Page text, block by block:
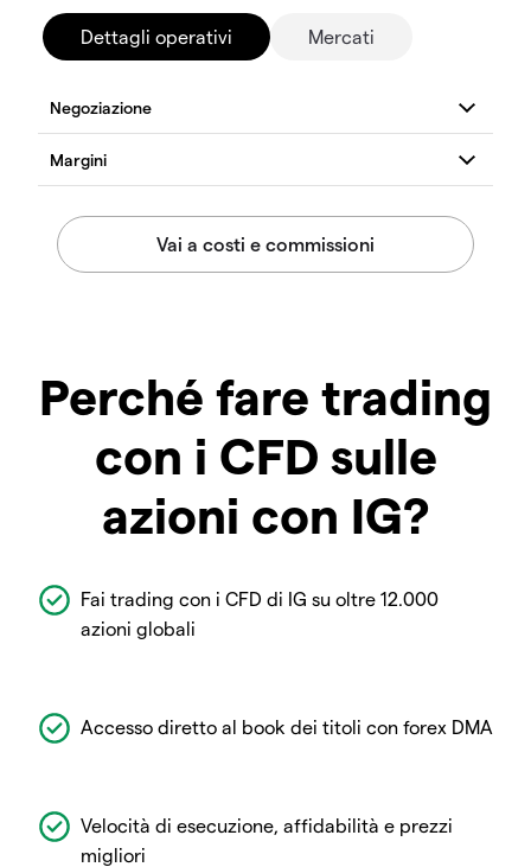
Dettagli operativi Mercati
Perché fare trading
con i CFD sulle
azioni con IG?
Fai trading con i CFD di IG su oltre 12.000
azioni globali
Accesso diretto al book dei titoli con forex DMA
Velocità di esecuzione, affidabilità e prezzi
migliori